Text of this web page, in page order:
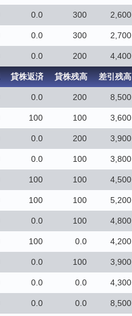
0.0 300 2,600
0.0 300 2,700
0.0 200 4,400
貸株返済 貸株残高 差引残高
0.0 200 8,500
100 100 3,600
0.0 200 3,900
0.0 100 3,800
100 100 4,500
100 100 5,200
0.0 100 4,800
100 0.0 4,200
0.0 100 3,900
0.0 0.0 4,300
0.0 0.0 8,500